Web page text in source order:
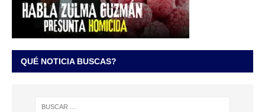
QUÉ NOTICIA BUSCAS?